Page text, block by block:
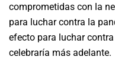
comprometidas con la
para luchar contra la
efecto para luchar
celebraría más adelante.